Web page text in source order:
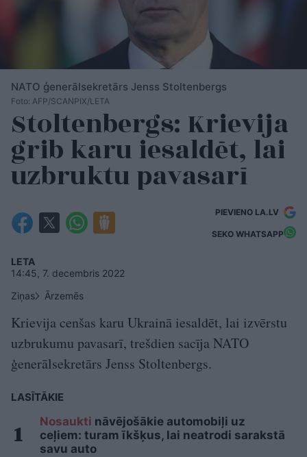
NATO ģenerālsekretārs Jenss Stoltenbergs
Foto: AFP/SCANPIX/LETA
Stoltenbergs: Krievija
grib karu iesaldēt, lai
uzbruktu pavasarī
PIEVIENO LA.LV
SEKO WHATSAPP
LETA
14:45, 7. decembris 2022
Ziņas
Ārzemēs
Krievija cenšas karu Ukrainā iesaldēt, lai izvērstu
uzbrukumu pavasarī, trešdien sacīja NATO
ģenerālsekretārs Jenss Stoltenbergs.
LASĪTĀKIE
Nosaukti nāvējošākie automobiļi uz
ceļiem: turam īkšķus, lai neatrodi sarakstā
savu auto